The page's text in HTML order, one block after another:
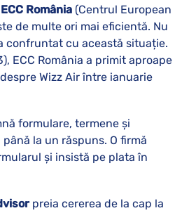
ECC România (Centrul European
de multe ori mai eficientă. Nu
confruntat cu această situație.
ECC România a primit aproape
despre Wizz Air între ianuarie
formulare, termene și
la un răspuns. O firmă
și insistă pe plata în
preia cererea de la cap la